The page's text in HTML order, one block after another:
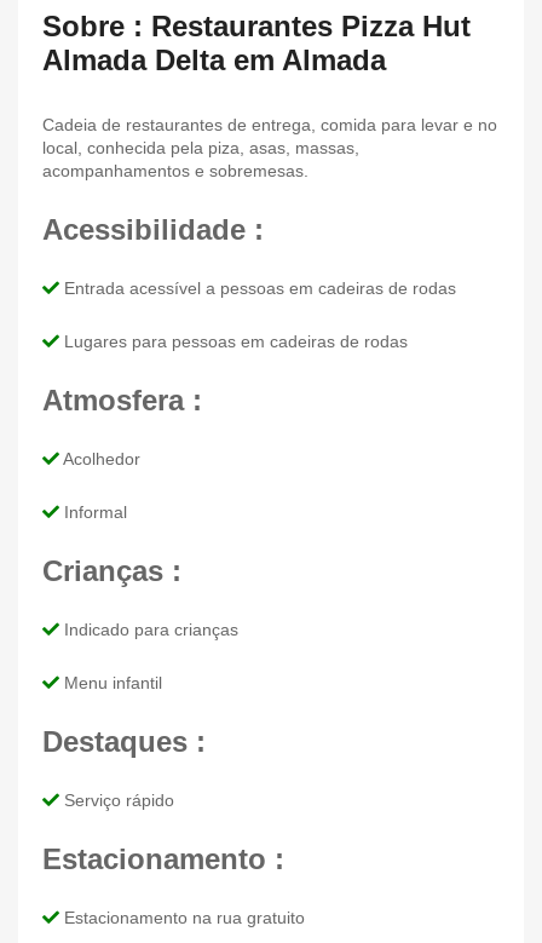
Sobre : Restaurantes Pizza Hut
Almada Delta em Almada
Cadeia de restaurantes de entrega, comida para levar e no
local, conhecida pela piza, asas, massas,
acompanhamentos e sobremesas.
Acessibilidade :
Entrada acessível a pessoas em cadeiras de rodas
Lugares para pessoas em cadeiras de rodas
Atmosfera :
Acolhedor
Informal
Crianças :
Indicado para crianças
Menu infantil
Destaques :
Serviço rápido
Estacionamento :
Estacionamento na rua gratuito